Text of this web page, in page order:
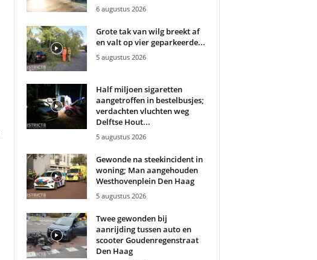
6 augustus 2026
Grote tak van wilg breekt af
en valt op vier geparkeerde...
5 augustus 2026
Half miljoen sigaretten
aangetroffen in bestelbusjes;
verdachten vluchten weg
Delftse Hout...
5 augustus 2026
Gewonde na steekincident in
woning; Man aangehouden
Westhovenplein Den Haag
5 augustus 2026
Twee gewonden bij
aanrijding tussen auto en
scooter Goudenregenstraat
Den Haag